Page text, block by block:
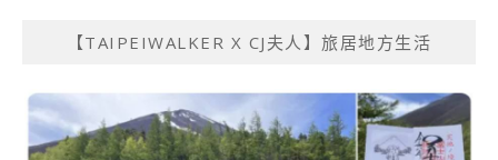
【TAIPEIWALKER X CJ夫人】旅居地方生活